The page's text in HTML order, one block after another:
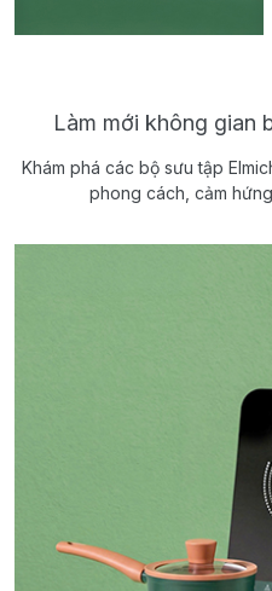
Làm mới không gian
Khám phá các bộ sưu tập
phong cách, cảm